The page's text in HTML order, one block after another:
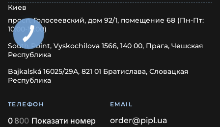
Киев
просп. Голосеевский, дом 92/1, помещение 68 (Пн-Пт:
10:00-17:00)
South Point, Vyskochilova 1566, 140 00, Прага, Чешская
Республика
Bajkalská 16025/29A, 821 01 Братислава, Словацкая
Республика
ТЕЛЕФОН
0 800 Показати номер
EMAIL
order@pipl.ua